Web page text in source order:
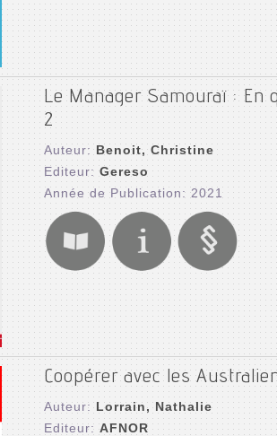
Le Manager Samouraï : En
2
Auteur:Benoit, Christine
Editeur:Gereso
Année de Publication: 2021
Coopérer avec les
Auteur:Lorrain, Nathalie
Editeur:AFNOR